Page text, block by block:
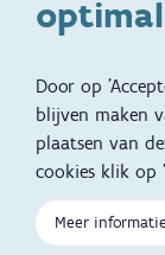
Door op
blijven maken
plaatsen van
cookies klik op
Meer informatie
Slapen
Voet
Kind en Gezin
Aanbod tijdens de
zwangerschap